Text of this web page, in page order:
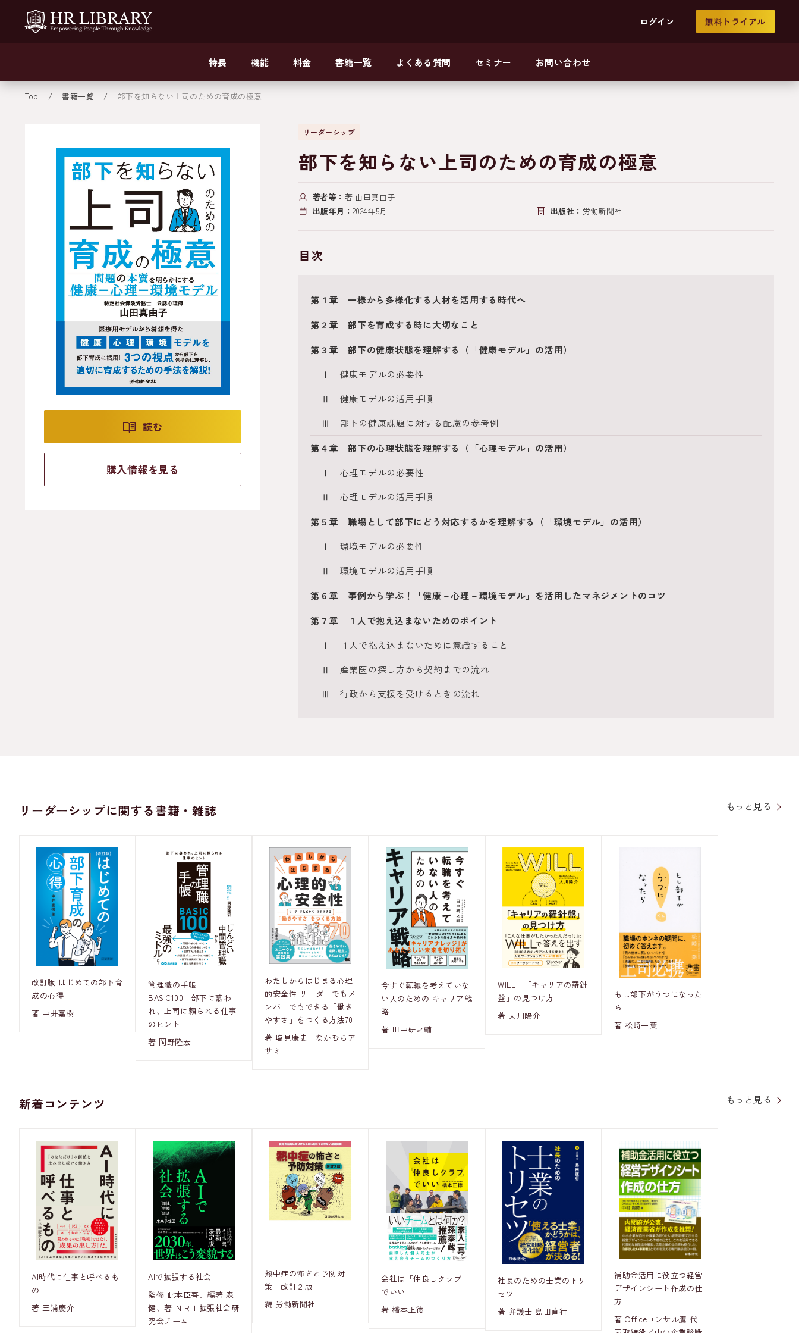
ログイン 無料トライアル
特長 機能 料金 書籍一覧 よくある質問 セミナー お問い合わせ
Top 書籍一覧 部下を知らない上司のための育成の極意
読む
購入情報を見る
リーダーシップ
部下を知らない上司のための育成の極意
著者等： 著 山田真由子
出版年月： 2024年5月 出版社： 労働新聞社
目次
第１章 一様から多様化する人材を活用する時代へ
第２章 部下を育成する時に大切なこと
第３章 部下の健康状態を理解する（「健康モデル」の活用）
Ⅰ 健康モデルの必要性
Ⅱ 健康モデルの活用手順
Ⅲ 部下の健康課題に対する配慮の参考例
第４章 部下の心理状態を理解する（「心理モデル」の活用）
Ⅰ 心理モデルの必要性
Ⅱ 心理モデルの活用手順
第５章 職場として部下にどう対応するかを理解する（「環境モデル」の活用）
Ⅰ 環境モデルの必要性
Ⅱ 環境モデルの活用手順
第６章 事例から学ぶ！「健康－心理－環境モデル」を活用したマネジメントのコツ
第７章 １人で抱え込まないためのポイント
Ⅰ １人で抱え込まないために意識すること
Ⅱ 産業医の探し方から契約までの流れ
Ⅲ 行政から支援を受けるときの流れ
リーダーシップに関する書籍・雑誌 もっと見る
改訂版 はじめての部下育
成の心得
著 中井嘉樹
管理職の手帳
BASIC100 部下に慕わ
れ、上司に頼られる仕事
のヒント
著 岡野隆宏
わたしからはじまる心理
的安全性 リーダーでもメ
ンバーでもできる「働き
やすさ」をつくる方法70
著 塩見康史 なかむらア
サミ
今すぐ転職を考えていな
い人のための キャリア戦
略
著 田中研之輔
WILL 「キャリアの羅針
盤」の見つけ方
著 大川陽介
もし部下がうつになった
ら
著 松崎一葉
新着コンテンツ もっと見る
AI時代に仕事と呼べるも
の
著 三浦慶介
AIで拡張する社会
監修 此本臣吾、編著 森
健、著 ＮＲＩ拡張社会研
究会チーム
熱中症の怖さと予防対
策 改訂２版
編 労働新聞社
会社は「仲良しクラブ」
でいい
著 橋本正徳
社長のための士業のトリ
セツ
著 弁護士 島田直行
補助金活用に役立つ経営
デザインシート作成の仕
方
著 Officeコンサル鷹 代